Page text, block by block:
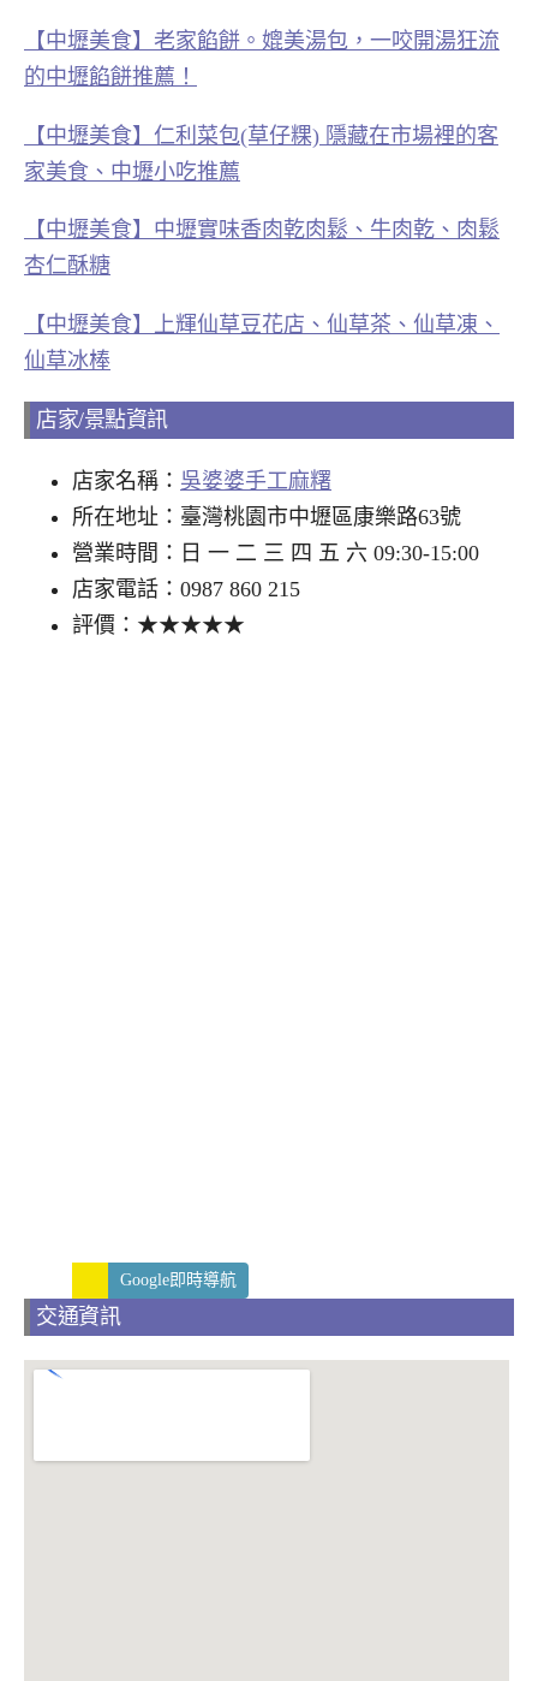
【中壢美食】老家餡餅。媲美湯包，一咬開湯狂流
的中壢餡餅推薦！
【中壢美食】仁利菜包(草仔粿) 隱藏在市場裡的客
家美食、中壢小吃推薦
【中壢美食】中壢實味香肉乾肉鬆、牛肉乾、肉鬆
杏仁酥糖
【中壢美食】上輝仙草豆花店、仙草茶、仙草凍、
仙草冰棒
店家/景點資訊
店家名稱： 吳婆婆手工麻糬
所在地址：臺灣桃園市中壢區康樂路63號
營業時間：日 一 二 三 四 五 六 09:30-15:00
店家電話：0987 860 215
評價：★★★★★
Google即時導航
交通資訊